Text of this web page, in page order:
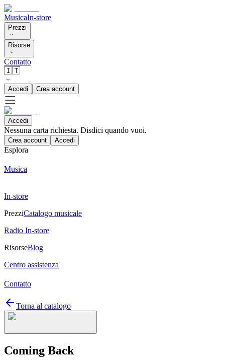
MusicaIn-store
Prezzi
Risorse
Contatto
🇮🇹
Accedi Crea account
Accedi
Nessuna carta richiesta. Disdici quando vuoi.
Crea account Accedi
Esplora
Musica
In-store
PrezziCatalogo musicale
Radio In-store
RisorseBlog
Centro assistenza
Contatto
Torna al catalogo
Coming Back